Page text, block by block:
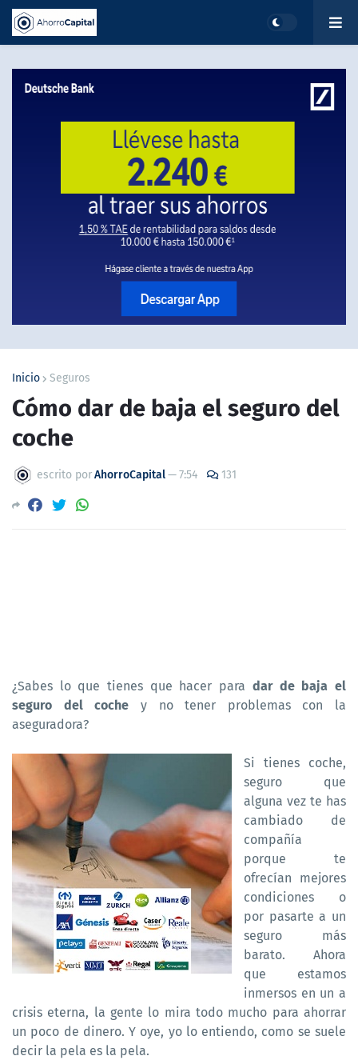
Inicio Seguros
Cómo dar de baja el seguro del
coche
escrito porAhorroCapital—7:54 131
¿Sabes lo que tienes que hacer para dar de baja el
seguro del coche y no tener problemas con la
aseguradora?
Si tienes coche,
seguro que
alguna vez te has
cambiado de
compañía
porque te
ofrecían mejores
condiciones o
por pasarte a un
seguro más
barato. Ahora
que estamos
inmersos en un a
crisis eterna, la gente lo mira todo mucho para ahorrar
un poco de dinero. Y oye, yo lo entiendo, como se suele
decir la pela es la pela.